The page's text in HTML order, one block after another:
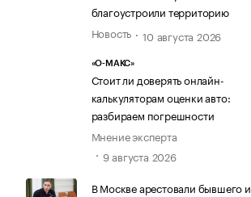
благоустроили территорию
Новость
10 августа 2026
«О-МАКС»
Стоит ли доверять онлайн-
калькуляторам оценки авто:
разбираем погрешности
Мнение эксперта
9 августа 2026
В Москве арестовали бывшего и